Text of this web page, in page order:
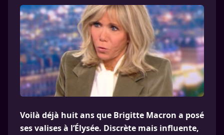
Voilà déjà huit ans que Brigitte Macron a posé
ses valises à l’Élysée. Discrète mais influente,